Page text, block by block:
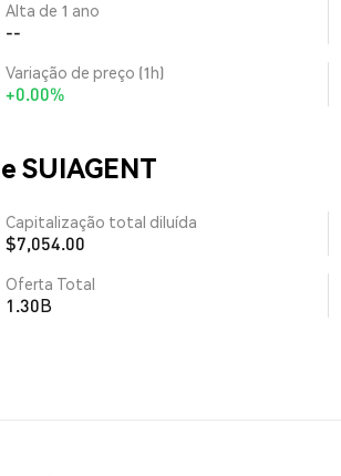
Alta de 1 ano
--
Variação de preço (1h)
+0.00%
SUIAGENT
Capitalização total diluída
$7,054.00
Oferta Total
1.30B